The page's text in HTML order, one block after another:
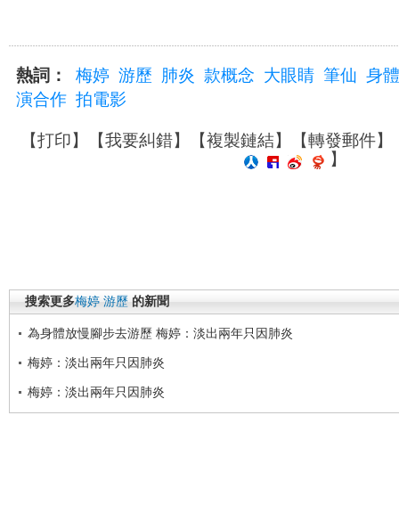
熱詞： 梅婷 游歷 肺炎 款概念 大眼睛 筆仙 身體
演合作 拍電影
【打印】【我要糾錯】【複製鏈結】【轉發郵件】
】
搜索更多梅婷 游歷 的新聞
為身體放慢腳步去游歷 梅婷：淡出兩年只因肺炎
梅婷：淡出兩年只因肺炎
梅婷：淡出兩年只因肺炎